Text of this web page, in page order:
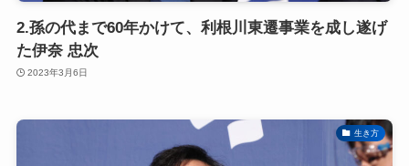
2.孫の代まで60年かけて、利根川東遷事業を成し遂げ
た伊奈 忠次
2023年3月6日
生き方